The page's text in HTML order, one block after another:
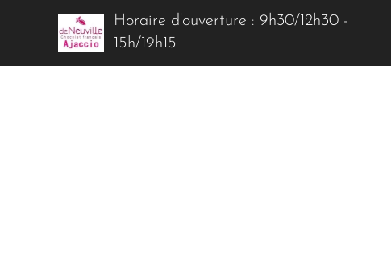
Horaire d'ouverture : 9h30/12h30 -
15h/19h15